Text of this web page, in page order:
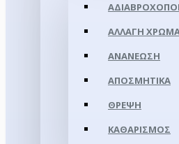
ΑΛΛΑΓΉ
ΑΝΑΝΈΩΣΗ
ΑΠΟΣΜΗΤΙΚΆ
ΘΡΈΨΗ
ΚΑΘΑΡΙΣΜΌΣ